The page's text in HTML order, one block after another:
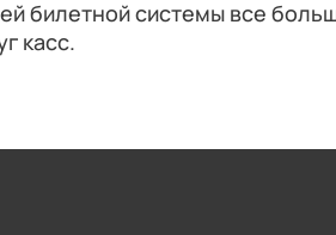
билетной системы все
касс.